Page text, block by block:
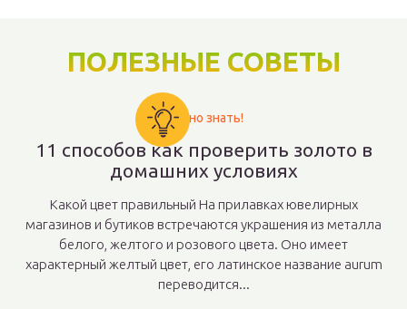
ПОЛЕЗНЫЕ СОВЕТЫ
Важно знать!
11 способов как проверить золото в
домашних условиях
Какой цвет правильный На прилавках ювелирных
магазинов и бутиков встречаются украшения из металла
белого, желтого и розового цвета. Оно имеет
характерный желтый цвет, его латинское название aurum
переводится...